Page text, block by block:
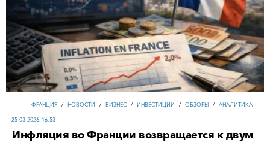
ФРАНЦИЯ / НОВОСТИ / БИЗНЕС / ИНВЕСТИЦИИ / ОБЗОРЫ / АНАЛИТИКА
25-03-2026, 16:53
Инфляция во Франции возвращается к двум